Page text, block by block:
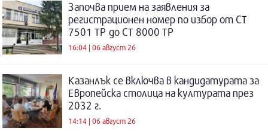
Започва прием на заявления за
регистрационен номер по избор от СТ
7501 ТР до СТ 8000 ТР
16:04 | 06 август 26
Казанлък се включва в кандидатурата за
Европейска столица на културата през
2032 г.
14:14 | 06 август 26